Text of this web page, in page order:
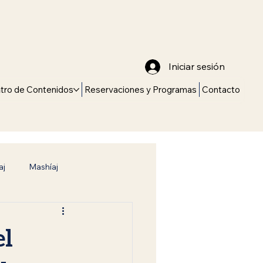
de Contenidos Reservaciones y Programas Contacto
Iniciar sesión
Mashíaj
Camino hacia la Verdad
Conexión con el Creador